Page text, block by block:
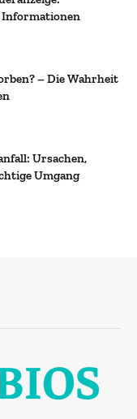
– Die Wahrheit
Ursachen,
Umgang